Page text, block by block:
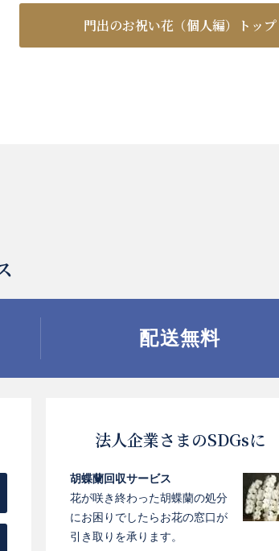
門出のお祝い花（個人編）トップ
配送無料
法人企業さまのSDGsに
胡蝶蘭回収サービス
花が咲き終わった胡蝶蘭の処分
にお困りでしたらお花の窓口が
引き取りを承ります。